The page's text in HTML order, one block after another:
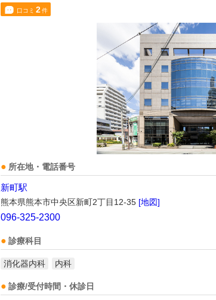
口コミ 2件
所在地・電話番号
新町駅
熊本県熊本市中央区新町2丁目12-35 [地図]
096-325-2300
診療科目
消化器内科 内科
診療/受付時間・休診日